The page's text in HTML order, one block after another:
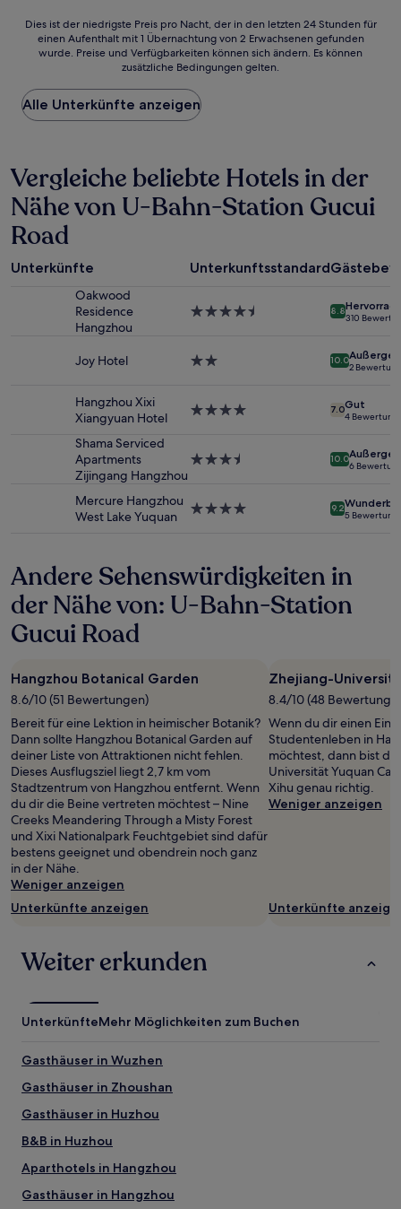
Dies
der
Preis
pro
Nacht,
den
letzten
24 Stunden
für
einen
mit
2 Erwachsenen
gefunden
Verfügbarkeiten
zusätzliche
Bedingungen
Dies ist der niedrigste Preis pro Nacht, der in den letzten 24 Stunden für
einen Aufenthalt mit 1 Übernachtung von 2 Erwachsenen gefunden
wurde. Preise und Verfügbarkeiten können sich ändern. Es können
zusätzliche Bedingungen gelten.
Alle Unterkünfte anzeigen
Vergleiche beliebte Hotels in der
Nähe von U-Bahn-Station Gucui
Road
Unterkünfte Unterkunftsstandard
Oakwood
Residence
Hangzhou
4.5-
8.8
310
Joy Hotel
2.0-
10.0
2
Hangzhou Xixi
Xiangyuan Hotel
4.0-
7.0Gut
4
Shama Serviced
Apartments
Zijingang Hangzhou
3.5-
10.0
6
Mercure Hangzhou
West Lake Yuquan
4.0-
9.2
5
Andere Sehenswürdigkeiten in
der Nähe von: U-Bahn-Station
Gucui Road
Hangzhou Botanical Garden
8.6/10 (51 Bewertungen)
Bereit für eine Lektion in heimischer Botanik?
Dann sollte Hangzhou Botanical Garden auf
deiner Liste von Attraktionen nicht fehlen.
Dieses Ausflugsziel liegt 2,7 km vom
Stadtzentrum von Hangzhou entfernt. Wenn
du dir die Beine vertreten möchtest – Nine
Creeks Meandering Through a Misty Forest
und Xixi Nationalpark Feuchtgebiet sind dafür
bestens geeignet und obendrein noch ganz
in der Nähe.
Weniger anzeigen
Unterkünfte anzeigen
Zhejiang-
8.4/10 (48
Wenn du dir einen
Studentenleben in
möchtest, dann bist
Universität Yuquan
Xihu genau richtig.
Weniger anzeigen
Unterkünfte
Weiter erkunden
UnterkünfteMehr Möglichkeiten zum Buchen
Gasthäuser in Wuzhen
Gasthäuser in Zhoushan
Gasthäuser in Huzhou
B&B in Huzhou
Aparthotels in Hangzhou
Gasthäuser in Hangzhou